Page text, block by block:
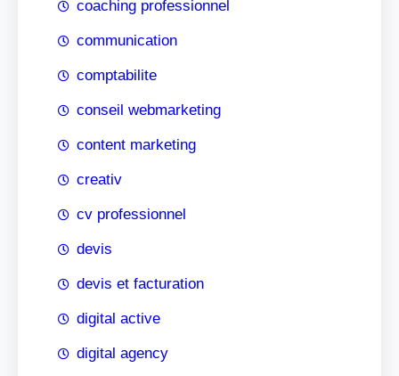
coaching professionnel
communication
comptabilite
conseil webmarketing
content marketing
creativ
cv professionnel
devis
devis et facturation
digital active
digital agency